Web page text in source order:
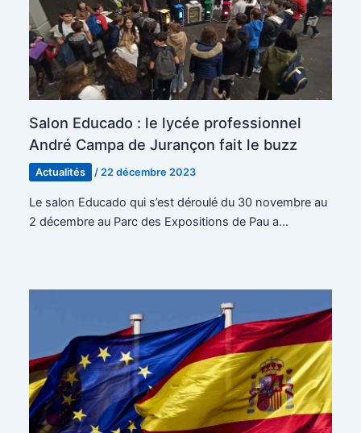
Salon Educado : le lycée professionnel
André Campa de Jurançon fait le buzz
Actualités /22 décembre 2023
Le salon Educado qui s’est déroulé du 30 novembre au
2 décembre au Parc des Expositions de Pau a…